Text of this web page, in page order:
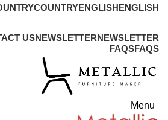
ENGLISH
ENGLISH
COUNTRY
NEWSLETTER
NEWSLETTER
US
FAQS
FAQS
Menu